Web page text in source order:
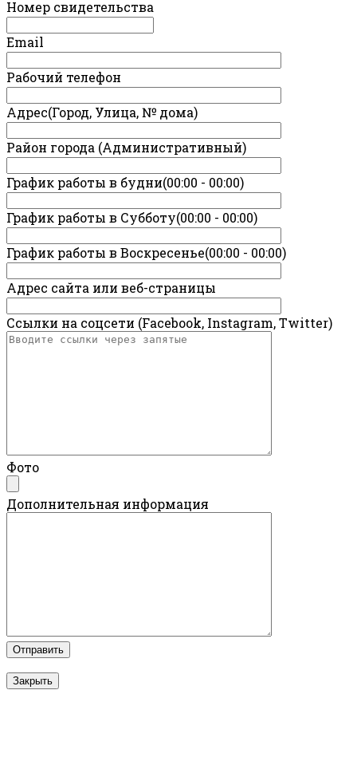
Номер свидетельства
Email
Рабочий телефон
Адрес(Город, Улица, № дома)
Район города (Административный)
График работы в будни(00:00 - 00:00)
График работы в Субботу(00:00 - 00:00)
График работы в Воскресенье(00:00 - 00:00)
Адрес сайта или веб-страницы
Ссылки на соцсети (Facebook, Instagram, Twitter)
Фото
Дополнительная информация
Закрыть